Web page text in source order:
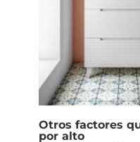
Otros factores
por alto